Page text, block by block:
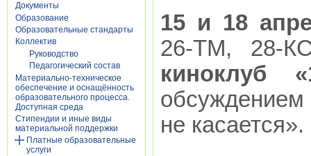
Документы
Образование
Образовательные стандарты
Коллектив
Руководство
Педагогический состав
Материально-техническое
обеспечение и оснащённость
образовательного процесса.
Доступная среда
Стипендии и иные виды
материальной поддержки
Платные образовательные
услуги
15 и 18
26-ТМ, 28-
киноклуб
не касается».